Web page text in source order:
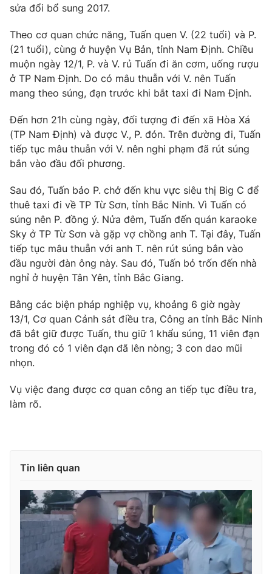
Góc doanh nghiệp
Truyền hình
Phim VTV
Hậu trường
Nhân vật
Giải sao mai
Giải trí
Điện ảnh
Âm nhạc
Sao
Đời sống
Làm đẹp
Chất lượng cuộc sống
Giáo dục
Tuyển sinh
Học trực tuyến
Công nghệ
Sản phẩm
Thị trường
Tư vấn
Giao lưu trực tuyến
Lịch phát sóng
Chuyên mục khác
Emagazine
Photo Infographic
Video Shorts video
VTV Money VTV Thể thao
Thị trường 24h
VTV4 Vươn mình bằng AI
VTV9 VTV8
Liên hệ tòa soạn English
sửa đổi bổ sung 2017.
Theo cơ quan chức năng, Tuấn quen V. (22 tuổi) và P.
(21 tuổi), cùng ở huyện Vụ Bản, tỉnh Nam Định. Chiều
muộn ngày 12/1, P. và V. rủ Tuấn đi ăn cơm, uống rượu
ở TP Nam Định. Do có mâu thuẫn với V. nên Tuấn
mang theo súng, đạn trước khi bắt taxi đi Nam Định.
Đến hơn 21h cùng ngày, đối tượng đi đến xã Hòa Xá
(TP Nam Định) và được V., P. đón. Trên đường đi, Tuấn
tiếp tục mâu thuẫn với V. nên nghi phạm đã rút súng
bắn vào đầu đối phương.
Sau đó, Tuấn bảo P. chở đến khu vực siêu thị Big C để
thuê taxi đi về TP Từ Sơn, tỉnh Bắc Ninh. Vì Tuấn có
súng nên P. đồng ý. Nửa đêm, Tuấn đến quán karaoke
Sky ở TP Từ Sơn và gặp vợ chồng anh T. Tại đây, Tuấn
tiếp tục mâu thuẫn với anh T. nên rút súng bắn vào
đầu người đàn ông này. Sau đó, Tuấn bỏ trốn đến nhà
nghỉ ở huyện Tân Yên, tỉnh Bắc Giang.
Bằng các biện pháp nghiệp vụ, khoảng 6 giờ ngày
13/1, Cơ quan Cảnh sát điều tra, Công an tỉnh Bắc Ninh
đã bắt giữ được Tuấn, thu giữ 1 khẩu súng, 11 viên đạn
trong đó có 1 viên đạn đã lên nòng; 3 con dao mũi
nhọn.
Vụ việc đang được cơ quan công an tiếp tục điều tra,
làm rõ.
Tin liên quan